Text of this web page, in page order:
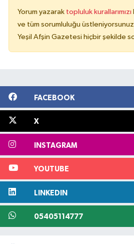
Yorum yazarak topluluk kurallarımızı
ve tüm sorumluluğu
Yeşil Afşin Gazetesi hiçbir şekilde
FACEBOOK
X
INSTAGRAM
YOUTUBE
LINKEDIN
05405114777